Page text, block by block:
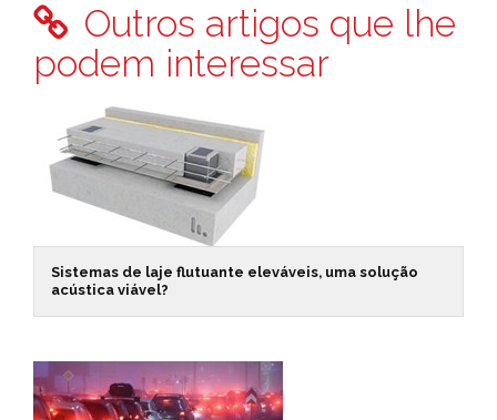
Outros artigos que lhe
podem interessar
Sistemas de laje flutuante eleváveis, uma solução
acústica viável?